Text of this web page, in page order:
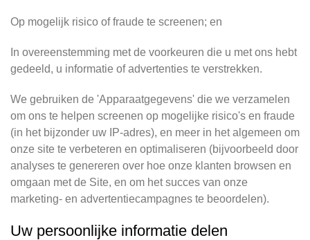
Op mogelijk risico of fraude te screenen; en
In overeenstemming met de voorkeuren die u met ons hebt
gedeeld, u informatie of advertenties te verstrekken.
We gebruiken de 'Apparaatgegevens' die we verzamelen
om ons te helpen screenen op mogelijke risico's en fraude
(in het bijzonder uw IP-adres), en meer in het algemeen om
onze site te verbeteren en optimaliseren (bijvoorbeeld door
analyses te genereren over hoe onze klanten browsen en
omgaan met de Site, en om het succes van onze
marketing- en advertentiecampagnes te beoordelen).
Uw persoonlijke informatie delen